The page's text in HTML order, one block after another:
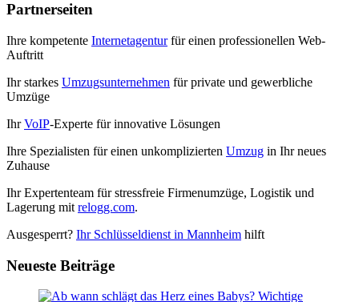
Partnerseiten
Ihre kompetente Internetagenturfür einen professionellen Web-
Auftritt
Ihr starkes Umzugsunternehmen für private und gewerbliche
Umzüge
IhrVoIP-Experte für innovative Lösungen
Ihre Spezialisten für einen unkomplizierten Umzug in Ihr neues
Zuhause
Ihr Expertenteam für stressfreie Firmenumzüge, Logistik und
Lagerung mit relogg.com.
Ausgesperrt? Ihr Schlüsseldienst in Mannheim hilft
Neueste Beiträge